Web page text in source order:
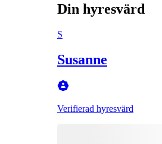
Din hyresvärd
S
Susanne
Verifierad hyresvärd